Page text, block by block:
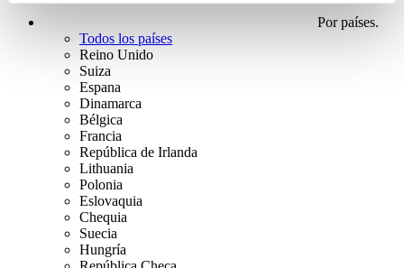
Por países.
Todos los países
Reino Unido
Suiza
Espana
Dinamarca
Bélgica
Francia
República de Irlanda
Lithuania
Polonia
Eslovaquia
Chequia
Suecia
Hungría